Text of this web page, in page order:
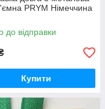
PRYM Німеччина
до відправки
Купити